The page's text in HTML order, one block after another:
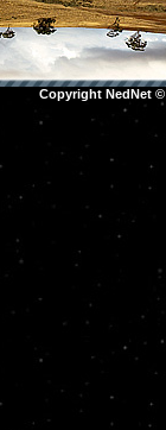
Copyright NedNet